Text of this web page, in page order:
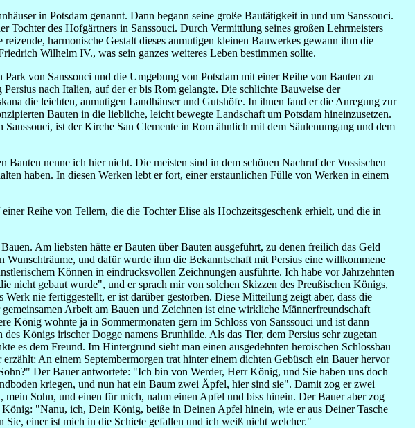
in Potsdam genannt. Dann begann seine große Bautätigkeit in und um Sanssouci.
Tochter des Hofgärtners in Sanssouci. Durch Vermittlung seines großen Lehrmeisters
harmonische Gestalt dieses anmutigen kleinen Bauwerkes gewann ihm die
Wilhelm IV., was sein ganzes weiteres Leben bestimmen sollte.
von Sanssouci und die Umgebung von Potsdam mit einer Reihe von Bauten zu
nach Italien, auf der er bis Rom gelangte. Die schlichte Bauweise der
die leichten, anmutigen Landhäuser und Gutshöfe. In ihnen fand er die Anregung zur
Bauten in die liebliche, leicht bewegte Landschaft um Potsdam hineinzusetzen.
ist der Kirche San Clemente in Rom ähnlich mit dem Säulen­umgang und dem
nenne ich hier nicht. Die meisten sind in dem schönen Nachruf der Vossischen
haben. In diesen Werken lebt er fort, einer erstaunlichen Fülle von Werken in einem
Reihe von Tellern, die die Tochter Elise als Hochzeitsgeschenk erhielt, und die in
Am liebsten hätte er Bauten über Bauten ausgeführt, zu denen freilich das Geld
und dafür wurde ihm die Bekanntschaft mit Persius eine willkommene
Können in eindrucksvollen Zeichnungen ausführte. Ich habe vor Jahrzehnten
nicht gebaut wurde", und er sprach mir von solchen Skizzen des Preußischen Königs,
nie fertiggestellt, er ist darüber gestorben. Diese Mitteilung zeigt aber, dass die
Arbeit am Bauen und Zeichnen ist eine wirkliche Männerfreundschaft
König wohnte ja in Sommermonaten gern im Schloss von Sanssouci und ist dann
Königs irischer Dogge namens Brunhilde. Als das Tier, dem Persius sehr zugetan
es dem Freund. Im Hintergrund sieht man einen ausgedehnten heroischen Schlossbau
An einem Septembermorgen trat hinter einem dichten Gebüsch ein Bauer hervor
Der Bauer antwortete: "Ich bin von Werder, Herr König, und Sie haben uns doch
kriegen, und nun hat ein Baum zwei Äpfel, hier sind sie". Damit zog er zwei
Sohn, und einen für mich, nahm einen Apfel und biss hinein. Der Bauer aber zog
"Nanu, ich, Dein König, beiße in Deinen Apfel hinein, wie er aus Deiner Tasche
einer ist mich in die Schiete gefallen und ich weiß nicht welcher."